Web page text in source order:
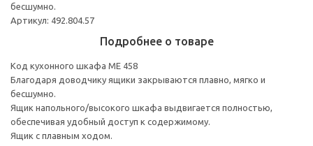
бесшумно.
Артикул: 492.804.57
Подробнее о товаре
Код кухонного шкафа ME 458
Благодаря доводчику ящики закрываются плавно, мягко и
бесшумно.
Ящик напольного/высокого шкафа выдвигается полностью,
обеспечивая удобный доступ к содержимому.
Ящик с плавным ходом.